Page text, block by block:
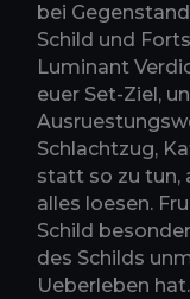
bei
Schild und
Luminant
euer Set-Ziel,
Schlachtzug,
statt so zu tun,
alles loesen.
Schild
des Schilds
Ueberleben